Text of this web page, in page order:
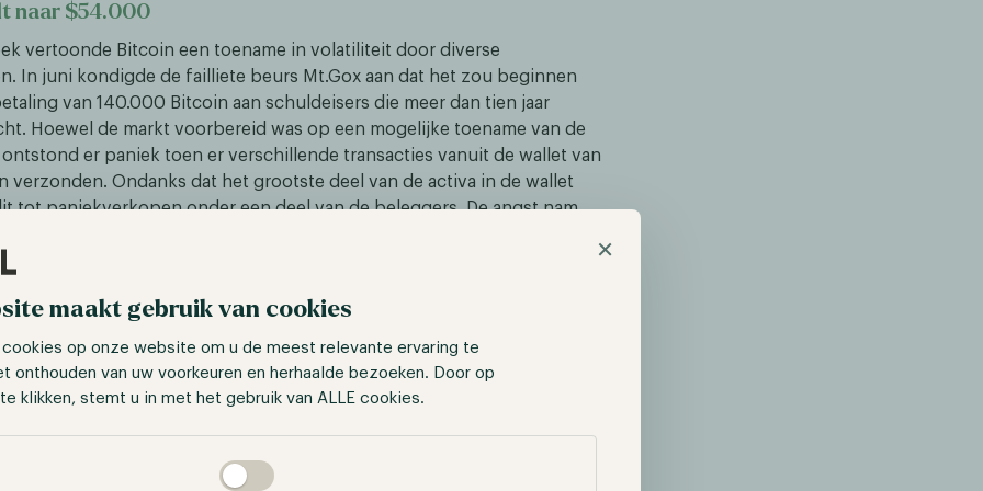
×
maakt gebruik van cookies
cookies op onze website om u de meest relevante ervaring te
onthouden van uw voorkeuren en herhaalde bezoeken. Door op
klikken, stemt u in met het gebruik van ALLE cookies.
naar $54.000
vertoonde Bitcoin een toename in volatiliteit door diverse
In juni kondigde de failliete beurs Mt.Gox aan dat het zou beginnen
van 140.000 Bitcoin aan schuldeisers die meer dan tien jaar
Hoewel de markt voorbereid was op een mogelijke toename van de
er paniek toen er verschillende transacties vanuit de wallet van
verzonden. Ondanks dat het grootste deel van de activa in de wallet
tot paniekverkopen onder een deel van de beleggers. De angst nam
Bitcoin-bezittingen.
werd bekend dat de Duitse overheid 50.000 BTC had geconfisqueerd
de Bitcoin te verkopen en verplaatste ruim $269 miljoen aan
beurzen. De mogelijke toename van de verkoopdruk zorgde
investeerders hun bezittingen verkochten, wat een sneeuwbaleffect
Dit leidde tot liquidaties ter waarde van honderden miljoenen dollars en
in zowel Bitcoin als de volledige cryptocurrency markt.